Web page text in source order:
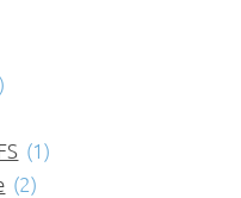
(1)
(2)